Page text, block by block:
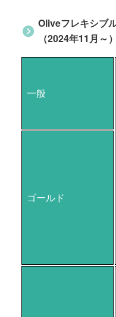
Oliveフレキシブ
（2024年11月～）
一般
ゴールド